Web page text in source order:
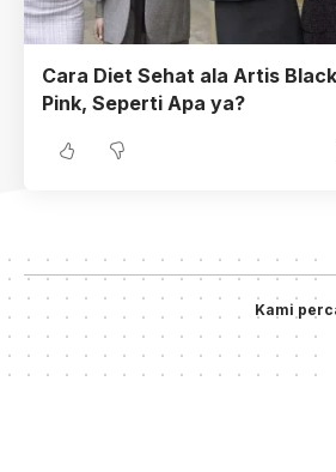
Cara Diet Sehat ala Artis Black
Pink, Seperti Apa ya?
Kami